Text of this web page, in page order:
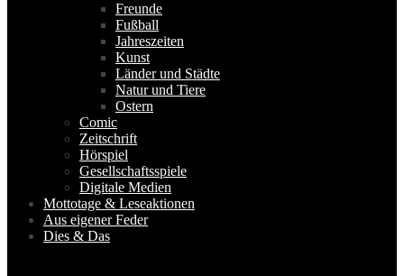
Freunde
Fußball
Jahreszeiten
Kunst
Länder und Städte
Natur und Tiere
Ostern
Comic
Zeitschrift
Hörspiel
Gesellschaftsspiele
Digitale Medien
Mottotage & Leseaktionen
Aus eigener Feder
Dies & Das